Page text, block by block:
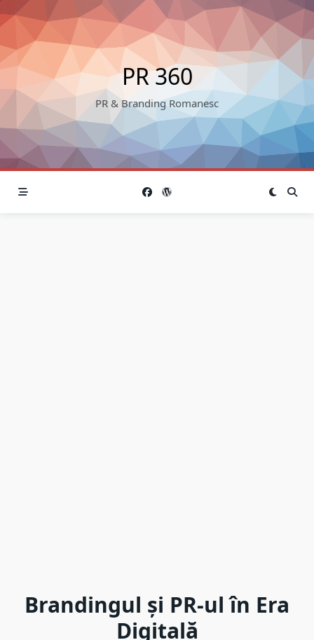
Skip
to
content
PR 360
PR & Branding Romanesc
Brandingul și PR-ul în Era
Digitală